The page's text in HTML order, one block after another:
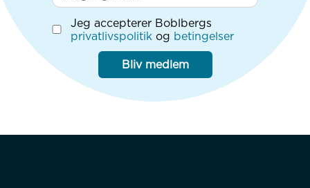
Jeg accepterer Boblbergs
privatlivspolitik og betingelser
Bliv medlem